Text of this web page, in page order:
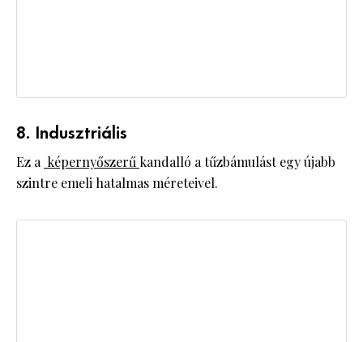
8. Indusztriális
Ez a képernyőszerű kandalló a tűzbámulást egy újabb
szintre emeli hatalmas méreteivel.